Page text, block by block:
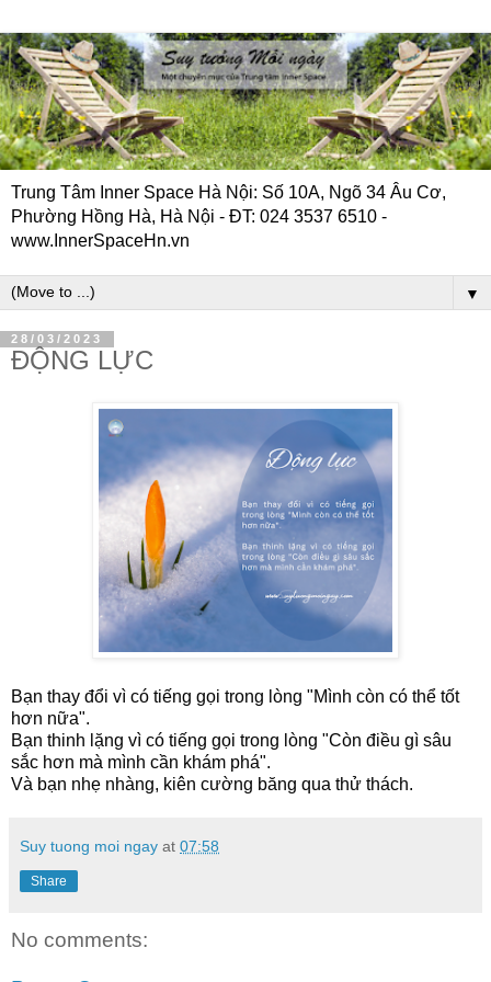
Trung Tâm Inner Space Hà Nội: Số 10A, Ngõ 34 Âu Cơ,
Phường Hồng Hà, Hà Nội - ĐT: 024 3537 6510 -
www.InnerSpaceHn.vn
▼
28/03/2023
ĐỘNG LỰC
Bạn thay đổi vì có tiếng gọi trong lòng "Mình còn có thể tốt
hơn nữa".
Bạn thinh lặng vì có tiếng gọi trong lòng "Còn điều gì sâu
sắc hơn mà mình cần khám phá".
Và bạn nhẹ nhàng, kiên cường băng qua thử thách.
Suy tuong moi ngay at 07:58
Share
No comments: